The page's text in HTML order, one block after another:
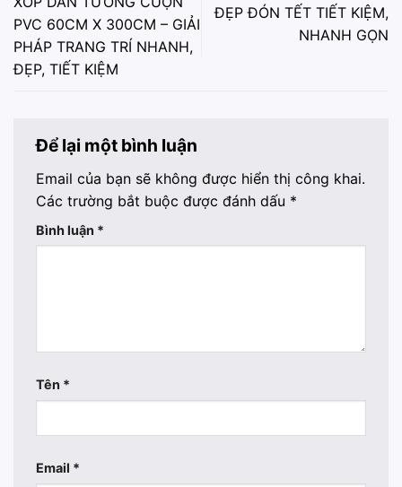
PVC 60CM X 300CM – GIẢI
PHÁP TRANG TRÍ NHANH,
ĐẸP, TIẾT KIỆM
ĐẸP ĐÓN TẾT TIẾT KIỆM,
NHANH GỌN
Để lại một bình luận
Email của bạn sẽ không được hiển thị công khai.
Các trường bắt buộc được đánh dấu *
Bình luận *
Tên *
Email *